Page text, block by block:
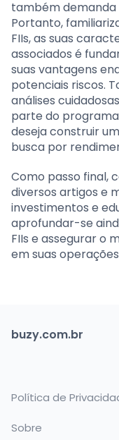
também
Portanto,
FIIs, as suas
associados é
suas vantagens
potenciais riscos.
análises
parte do
deseja construir
busca por
Como passo final,
diversos artigos e
investimentos e
aprofundar-se
FIIs e assegurar o
em suas
buzy.com.br
Política de
Sobre